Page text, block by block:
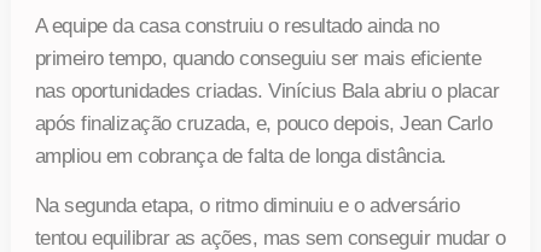
A equipe da casa construiu o resultado ainda no
primeiro tempo, quando conseguiu ser mais eficiente
nas oportunidades criadas. Vinícius Bala abriu o placar
após finalização cruzada, e, pouco depois, Jean Carlo
ampliou em cobrança de falta de longa distância.
Na segunda etapa, o ritmo diminuiu e o adversário
tentou equilibrar as ações, mas sem conseguir mudar o